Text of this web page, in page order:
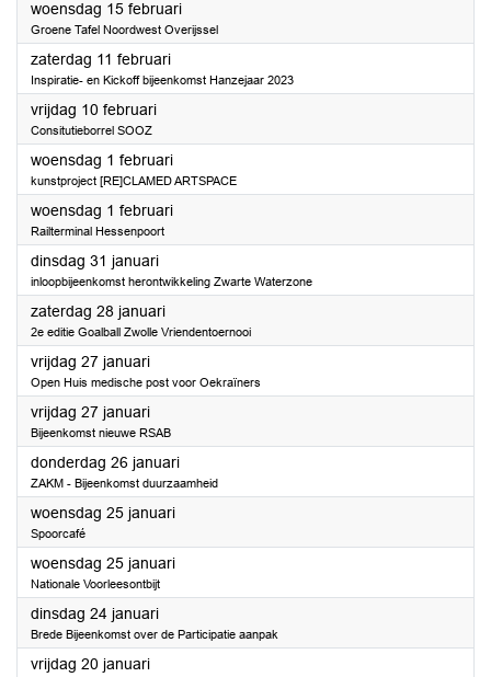
woensdag 15 februari2023
Groene Tafel Noordwest Overijssel
zaterdag 11 februari2023
Inspiratie- en Kickoff bijeenkomst Hanzejaar 2023
vrijdag 10 februari2023
Consitutieborrel SOOZ
woensdag 1 februari2023
kunstproject [RE]CLAMED ARTSPACE
woensdag 1 februari2023
Railterminal Hessenpoort
dinsdag 31 januari2023
inloopbijeenkomst herontwikkeling Zwarte Waterzone
zaterdag 28 januari2023
2e editie Goalball Zwolle Vriendentoernooi
vrijdag 27 januari2023
Open Huis medische post voor Oekraïners
vrijdag 27 januari2023
Bijeenkomst nieuwe RSAB
donderdag 26 januari2023
ZAKM - Bijeenkomst duurzaamheid
woensdag 25 januari2023
Spoorcafé
woensdag 25 januari2023
Nationale Voorleesontbijt
dinsdag 24 januari2023
Brede Bijeenkomst over de Participatie aanpak
vrijdag 20 januari2023